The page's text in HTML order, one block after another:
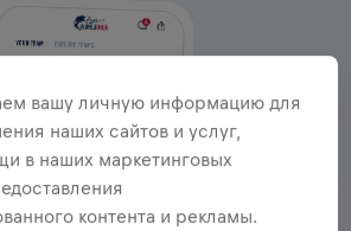
вашу личную информацию для
наших сайтов и услуг,
в наших маркетинговых
контента и рекламы.